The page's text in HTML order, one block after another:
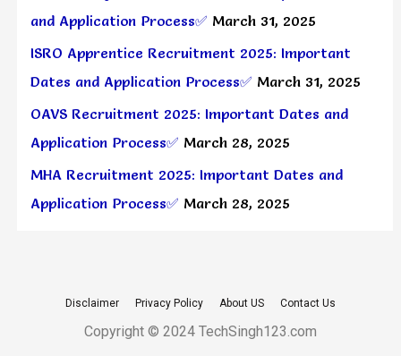
and Application Process✅ March 31, 2025
ISRO Apprentice Recruitment 2025: Important
Dates and Application Process✅ March 31, 2025
OAVS Recruitment 2025: Important Dates and
Application Process✅ March 28, 2025
MHA Recruitment 2025: Important Dates and
Application Process✅ March 28, 2025
Disclaimer Privacy Policy About US Contact Us
Copyright © 2024 TechSingh123.com